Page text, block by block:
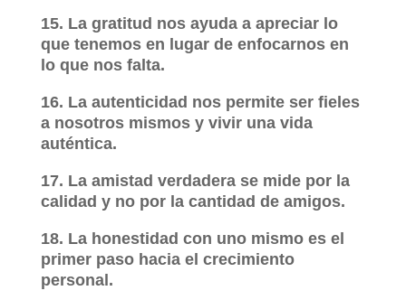
15. La gratitud nos ayuda a apreciar lo
que tenemos en lugar de enfocarnos en
lo que nos falta.
16. La autenticidad nos permite ser fieles
a nosotros mismos y vivir una vida
auténtica.
17. La amistad verdadera se mide por la
calidad y no por la cantidad de amigos.
18. La honestidad con uno mismo es el
primer paso hacia el crecimiento
personal.